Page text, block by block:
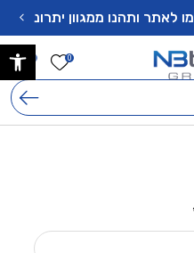
ותהנו ממגוון יתרונות !
0 הרשימה